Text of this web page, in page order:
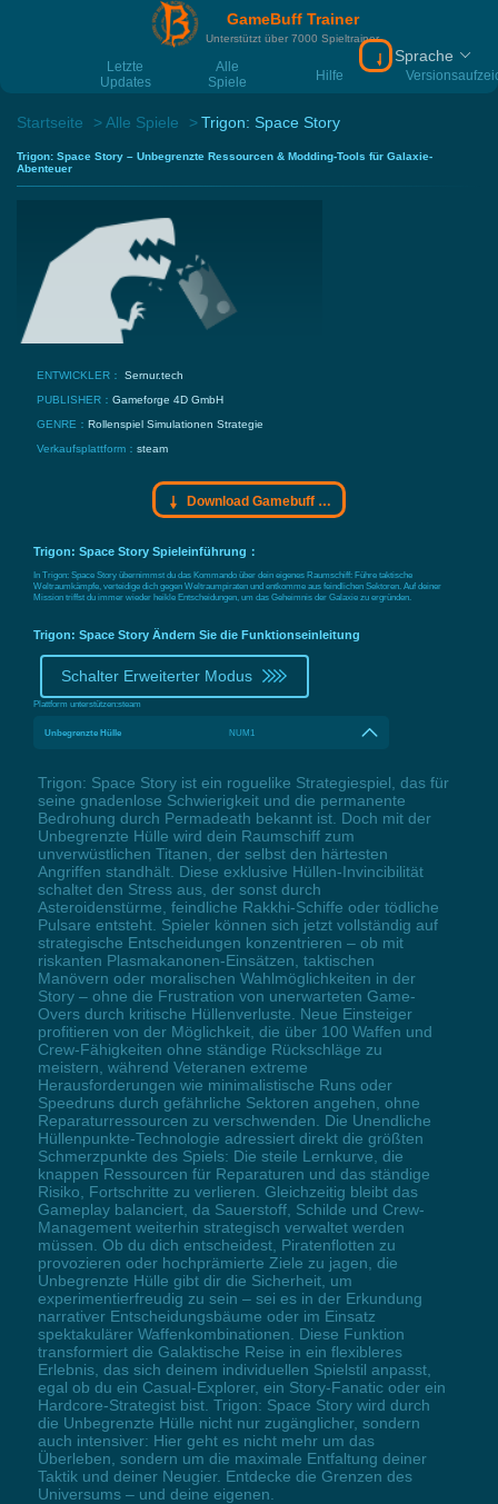
GameBuff Trainer
Unterstützt über 7000 Spieltrainer
Letzte
Updates
Alle
Spiele
Hilfe
Download
Sprache
Startseite Alle Spiele Trigon: Space Story
Trigon: Space Story – Unbegrenzte Ressourcen & Modding-Tools für Galaxie-
Abenteuer
ENTWICKLER： Sernur.tech
PUBLISHER： Gameforge 4D GmbH
GENRE： RollenspielSimulationen Strategie
Verkaufsplattform： steam
Download Gamebuff Trainer
Trigon: Space Story Spieleinführung：
In Trigon: Space Story übernimmst du das Kommando über dein eigenes Raumschiff: Führe taktische
Weltraumkämpfe, verteidige dich gegen Weltraumpiraten und entkomme aus feindlichen Sektoren. Auf deiner
Mission triffst du immer wieder heikle Entscheidungen, um das Geheimnis der Galaxie zu ergründen.
Trigon: Space Story Ändern Sie die Funktionseinleitung
Schalter Erweiterter Modus
Plattform unterstützen:steam
Unbegrenzte Hülle NUM1
Trigon: Space Story ist ein roguelike Strategiespiel, das für
seine gnadenlose Schwierigkeit und die permanente
Bedrohung durch Permadeath bekannt ist. Doch mit der
Unbegrenzte Hülle wird dein Raumschiff zum
unverwüstlichen Titanen, der selbst den härtesten
Angriffen standhält. Diese exklusive Hüllen-Invincibilität
schaltet den Stress aus, der sonst durch
Asteroidenstürme, feindliche Rakkhi-Schiffe oder tödliche
Pulsare entsteht. Spieler können sich jetzt vollständig auf
strategische Entscheidungen konzentrieren – ob mit
riskanten Plasmakanonen-Einsätzen, taktischen
Manövern oder moralischen Wahlmöglichkeiten in der
Story – ohne die Frustration von unerwarteten Game-
Overs durch kritische Hüllenverluste. Neue Einsteiger
profitieren von der Möglichkeit, die über 100 Waffen und
Crew-Fähigkeiten ohne ständige Rückschläge zu
meistern, während Veteranen extreme
Herausforderungen wie minimalistische Runs oder
Speedruns durch gefährliche Sektoren angehen, ohne
Reparaturressourcen zu verschwenden. Die Unendliche
Hüllenpunkte-Technologie adressiert direkt die größten
Schmerzpunkte des Spiels: Die steile Lernkurve, die
knappen Ressourcen für Reparaturen und das ständige
Risiko, Fortschritte zu verlieren. Gleichzeitig bleibt das
Gameplay balanciert, da Sauerstoff, Schilde und Crew-
Management weiterhin strategisch verwaltet werden
müssen. Ob du dich entscheidest, Piratenflotten zu
provozieren oder hochprämierte Ziele zu jagen, die
Unbegrenzte Hülle gibt dir die Sicherheit, um
experimentierfreudig zu sein – sei es in der Erkundung
narrativer Entscheidungsbäume oder im Einsatz
spektakulärer Waffenkombinationen. Diese Funktion
transformiert die Galaktische Reise in ein flexibleres
Erlebnis, das sich deinem individuellen Spielstil anpasst,
egal ob du ein Casual-Explorer, ein Story-Fanatic oder ein
Hardcore-Strategist bist. Trigon: Space Story wird durch
die Unbegrenzte Hülle nicht nur zugänglicher, sondern
auch intensiver: Hier geht es nicht mehr um das
Überleben, sondern um die maximale Entfaltung deiner
Taktik und deiner Neugier. Entdecke die Grenzen des
Universums – und deine eigenen.